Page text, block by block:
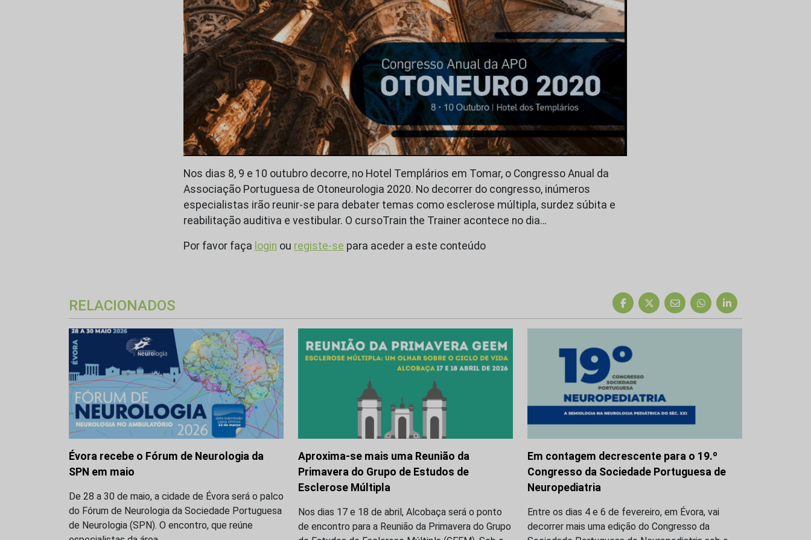
Nos dias 8, 9 e 10 outubro decorre, no Hotel Templários em Tomar, o Congresso Anual da
Associação Portuguesa de Otoneurologia 2020. No decorrer do congresso, inúmeros
especialistas irão reunir-se para debater temas como esclerose múltipla, surdez súbita e
reabilitação auditiva e vestibular. O cursoTrain the Trainer acontece no dia…
Por favor faça login ou registe-se para aceder a este conteúdo
RELACIONADOS
Évora recebe o Fórum de Neurologia da
SPN em maio
De 28 a 30 de maio, a cidade de Évora será o palco
do Fórum de Neurologia da Sociedade Portuguesa
de Neurologia (SPN). O encontro, que reúne
Aproxima-se mais uma Reunião da
Primavera do Grupo de Estudos de
Esclerose Múltipla
Nos dias 17 e 18 de abril, Alcobaça será o ponto
de encontro para a Reunião da Primavera do Grupo
Em contagem decrescente para o 19.º
Congresso da Sociedade Portuguesa de
Neuropediatria
Entre os dias 4 e 6 de fevereiro, em Évora, vai
decorrer mais uma edição do Congresso da